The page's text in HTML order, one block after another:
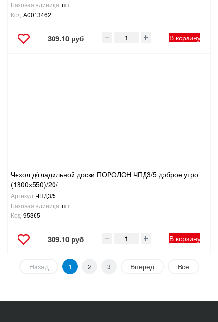
Базовая единица шт
Код А0013462
309.10 руб В корзину
Чехол д/гладильной доски ПОРОЛОН ЧПД3/5 доброе утро
(1300х550)/20/
Артикул ЧПД3/5
Базовая единица шт
Код 95365
309.10 руб В корзину
Назад 1 2 3 Вперед Все